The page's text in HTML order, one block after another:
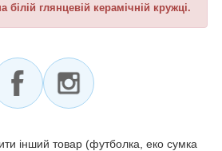
глянцевій керамічній кружці.
інший товар (футболка, еко сумка